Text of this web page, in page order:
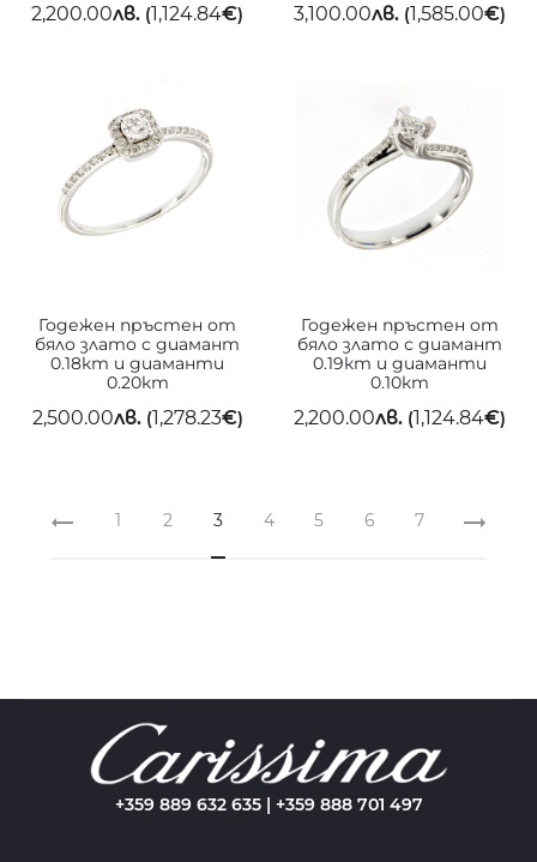
2,200.00лв. (1,124.84€) 3,100.00лв. (1,585.00€)
Годежен пръстен от
бяло злато с диамант
0.18кт и диаманти
0.20кт
2,500.00лв.(1,278.23€)
Годежен пръстен от
бяло злато с диамант
0.19кт и диаманти
0.10кт
2,200.00лв. (1,124.84€)
1 2 3 4 5 6 7
+359 889 632 635 | +359 888 701 497